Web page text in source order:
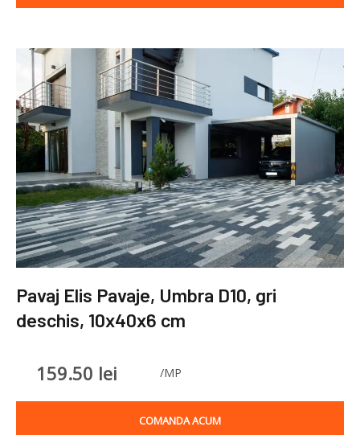
Pavaj Elis Pavaje, Umbra D10, gri
deschis, 10x40x6 cm
159.50 lei /MP
COMANDA ACUM